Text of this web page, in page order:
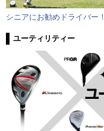
シニアにお勧めドライバー！
ユーティリティー